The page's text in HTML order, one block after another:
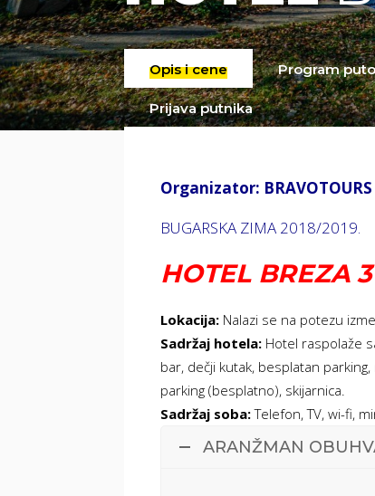
Opis i cene Program
Prijava putnika
Organizator:
BUGARSKA ZIMA 2018/2019.
HOTEL BREZA
Lokacija: Nalazi se na potezu
Sadržaj hotela: Hotel raspolaže
bar, dečji kutak, besplatan
parking (besplatno), skijarnica.
Sadržaj soba:Telefon, TV, wi-fi,
ARANŽMAN